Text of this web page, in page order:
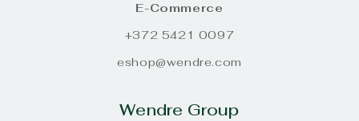
E-Commerce
+372 5421 0097
eshop@wendre.com
Wendre Group